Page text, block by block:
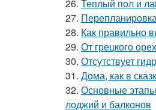
26. Теплый пол и
27.
28. Как правильно
29. От грецкого
30. Отсутствует
31. Дома, как в
32. Основные этапы
лоджий и балконов